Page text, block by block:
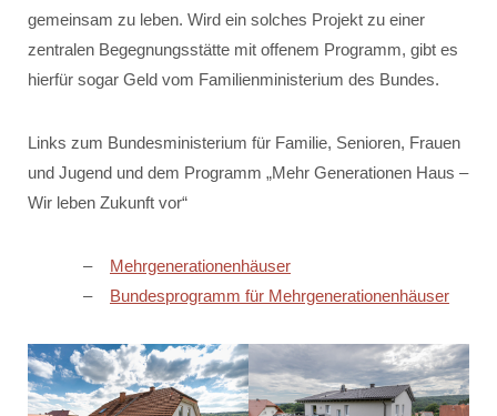
gemeinsam zu leben. Wird ein solches Projekt zu einer
zentralen Begegnungsstätte mit offenem Programm, gibt es
hierfür sogar Geld vom Familienministerium des Bundes.
Links zum Bundesministerium für Familie, Senioren, Frauen
und Jugend und dem Programm „Mehr Generationen Haus –
Wir leben Zukunft vor“
Mehrgenerationenhäuser
Bundesprogramm für Mehrgenerationenhäuser